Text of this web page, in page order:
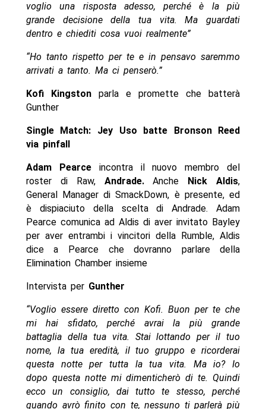
voglio una risposta adesso, perché è la più
grande decisione della tua vita. Ma guardati
dentro e chiediti cosa vuoi realmente”
“Ho tanto rispetto per te e in pensavo saremmo
arrivati a tanto. Ma ci penserò.”
Kofi Kingstonparla e promette che batterà
Gunther
Single Match: Jey Uso batte Bronson Reed
via pinfall
Adam Pearceincontra il nuovo membro del
roster di Raw, Andrade.Anche Nick Aldis,
General Manager di SmackDown, è presente, ed
è dispiaciuto della scelta di Andrade. Adam
Pearce comunica ad Aldis di aver invitato Bayley
per aver entrambi i vincitori della Rumble, Aldis
dice a Pearce che dovranno parlare della
Elimination Chamber insieme
Intervista per Gunther
“Voglio essere diretto con Kofi. Buon per te che
mi hai sfidato, perché avrai la più grande
battaglia della tua vita. Stai lottando per il tuo
nome, la tua eredità, il tuo gruppo e ricorderai
questa notte per tutta la tua vita. Ma io? Io
dopo questa notte mi dimenticherò di te. Quindi
ecco un consiglio, dai tutto te stesso, perché
quando avrò finito con te, nessuno ti parlerà più